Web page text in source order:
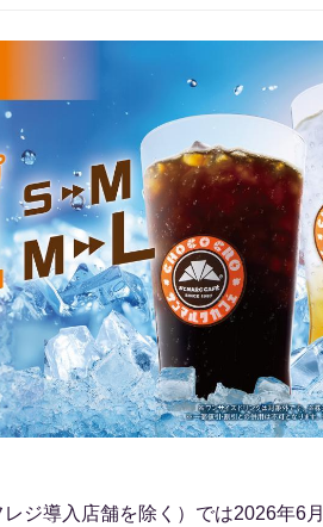
ジ導入店舗を除く）では2026年6